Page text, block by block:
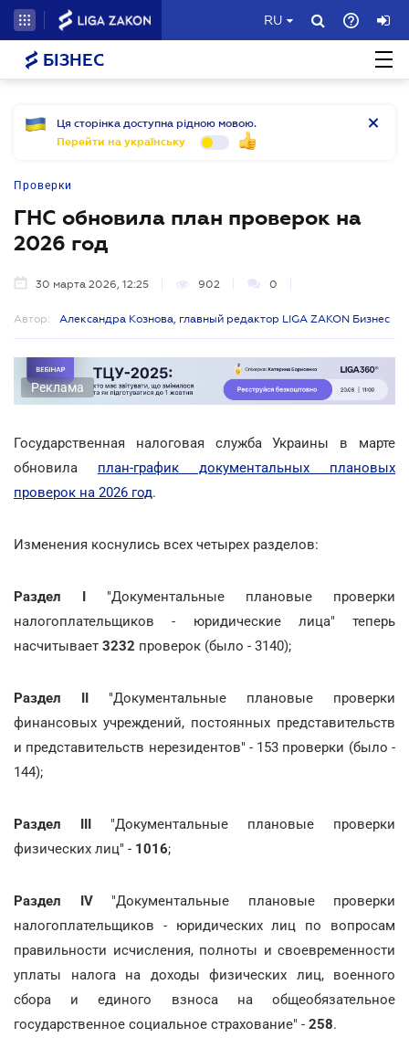
RU
БІЗНЕС
Ця сторінка доступна рідною мовою.
Перейти на українську
Проверки
ГНС обновила план проверок на
2026 год
30 марта 2026, 12:25 902 0
Автор: Александра Кознова, главный редактор LIGA ZAKON Бизнес
Реклама
Государственная налоговая служба Украины в марте
обновила план-график документальных плановых
проверок на 2026 год.
Изменения коснулись всех четырех разделов:
Раздел I "Документальные плановые проверки
налогоплательщиков - юридические лица" теперь
насчитывает 3232 проверок (было - 3140);
Раздел II "Документальные плановые проверки
финансовых учреждений, постоянных представительств
и представительств нерезидентов" - 153 проверки (было -
144);
Раздел ІІІ "Документальные плановые проверки
физических лиц" - 1016;
Раздел IV"Документальные плановые проверки
налогоплательщиков - юридических лиц по вопросам
правильности исчисления, полноты и своевременности
уплаты налога на доходы физических лиц, военного
сбора и единого взноса на общеобязательное
государственное социальное страхование" - 258.